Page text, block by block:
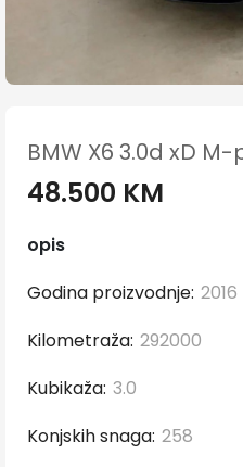
BMW X6 3.0d xD
48.500 KM
opis
Godina proizvodnje:
2016
Kilometraža:
292000
Kubikaža:
3.0
Konjskih snaga:
258